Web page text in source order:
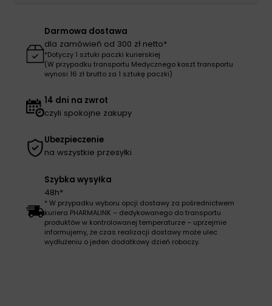
Darmowa dostawa
dla zamówień od 300 zł netto*
*Dotyczy 1 sztuki paczki kurierskiej
(W przypadku transportu Medycznego koszt transportu
wynosi 16 zł brutto za 1 sztukę paczki)
14 dni na zwrot
czyli spokojne zakupy
Ubezpieczenie
na wszystkie przesyłki
Szybka wysyłka
48h*
* W przypadku wyboru opcji dostawy za pośrednictwem
kuriera PHARMALINK – dedykowanego do transportu
produktów w kontrolowanej temperaturze – uprzejmie
informujemy, że czas realizacji dostawy może ulec
wydłużeniu o jeden dodatkowy dzień roboczy.